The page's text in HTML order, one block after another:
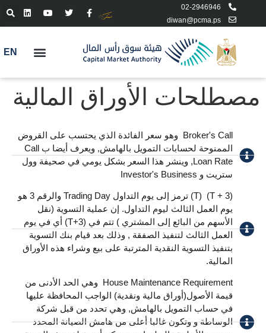
02-2946946
diwan@pcma.ps
EN
مصطلحات الأوراق المالية
Broker's Call ​ وهو سعر الفائدة الذي يحتسب على القروض
الممنوحة لحسابات التمويل بالهامش, ويعرف أيضا ب Call
Loan Rate, وينشر هذا السعر بشكل يومي في صحيفة وول
ستريت و Investor's Business
(T + 3) ​ (T) ترمز إلى يوم التداول Trading Day والرقم 3 هو
يوم العمل الثالث ليوم التداول. إن عملية التسوية (نقل
الأسهم من البائع إلى المشتري ) تتم في (T+3) أي في يوم
العمل الثالث لتنفيذ الصفقة , وذلك بعد قيام بنك التسوية
بتنفيذ التسوية النقدية المترتبة على بيع وشراء هذه الأوراق
المالية.
House Maintenance Requirement ​ وهي الحد الأدنى من
قيمة الأصول(أوراق مالية ونقدية) الواجب المحافظة عليها
في حساب التمويل بالهامش, وهي تحدد من قبل شركة
الوساطة و وتكون غالبا أعلى من هامش الصيانة المحدد